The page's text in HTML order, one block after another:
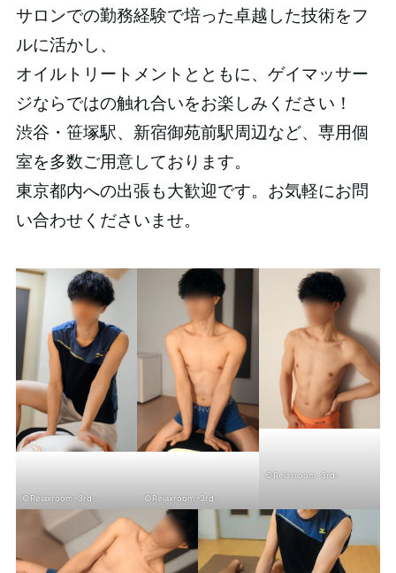
サロンでの勤務経験で培った卓越した技術をフ
ルに活かし、
オイルトリートメントとともに、ゲイマッサー
ジならではの触れ合いをお楽しみください！
渋谷・笹塚駅、新宿御苑前駅周辺など、専用個
室を多数ご用意しております。
東京都内への出張も大歓迎です。お気軽にお問
い合わせくださいませ。
©Relaxroom -3rd- ©Relaxroom -3rd-
©Relaxroom -3rd-